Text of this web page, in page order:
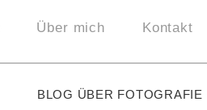
Über mich Kontakt
BLOG ÜBER FOTOGRAFIE